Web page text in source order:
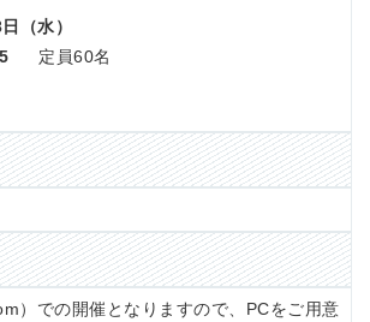
（水）
定員60名
）での開催となりますので、PCをご用意